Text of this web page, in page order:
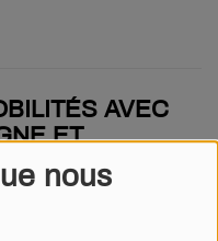
nous
AVEC
ET
POUR LÉO